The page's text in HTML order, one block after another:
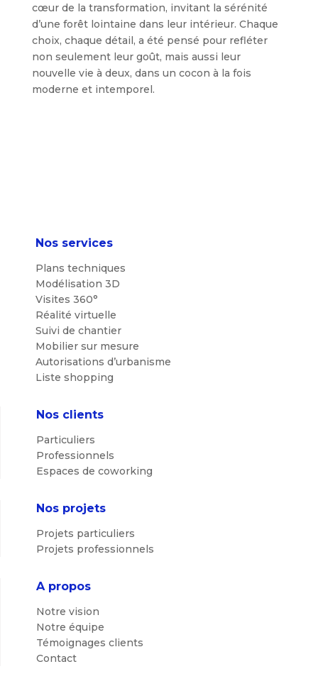
cœur de la transformation, invitant la sérénité
d’une forêt lointaine dans leur intérieur. Chaque
choix, chaque détail, a été pensé pour refléter
non seulement leur goût, mais aussi leur
nouvelle vie à deux, dans un cocon à la fois
moderne et intemporel.
Nos services
Plans techniques
Modélisation 3D
Visites 360°
Réalité virtuelle
Suivi de chantier
Mobilier sur mesure
Autorisations d’urbanisme
Liste shopping
Nos clients
Particuliers
Professionnels
Espaces de coworking
Nos projets
Projets particuliers
Projets professionnels
A propos
Notre vision
Notre équipe
Témoignages clients
Contact